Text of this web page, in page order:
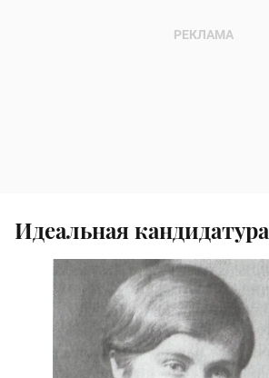
Идеальная кандидатура